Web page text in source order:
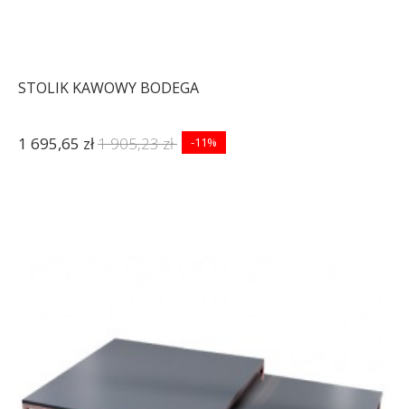
STOLIK KAWOWY BODEGA
1 695,65 zł1 905,23 zł -11%